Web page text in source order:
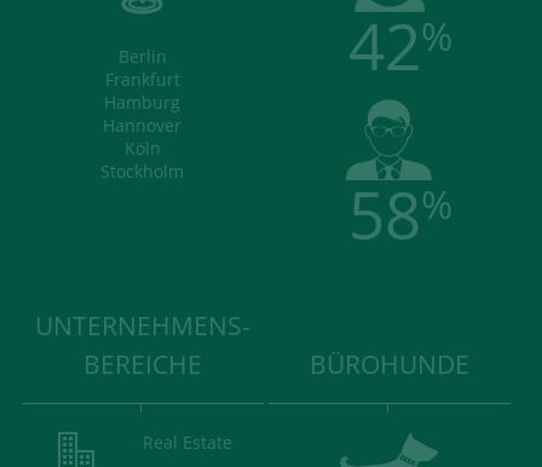
Berlin
Frankfurt
Hamburg
Hannover
Köln
Stockholm
42%
58%
UNTERNEHMENS-
BEREICHE
Real Estate
BÜROHUNDE